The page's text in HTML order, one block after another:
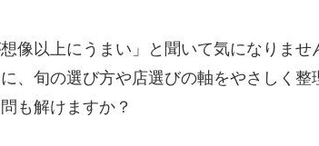
像以上にうまい」と聞いて気になりま
、旬の選び方や店選びの軸をやさしく
も解けますか？